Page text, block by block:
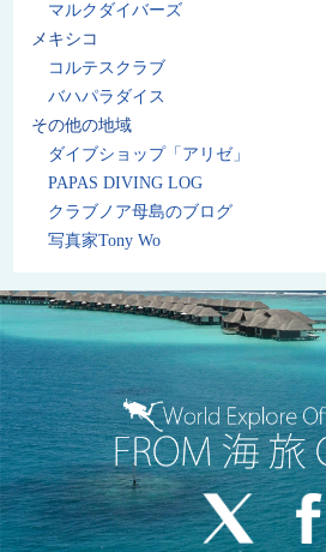
マルクダイバーズ
メキシコ
コルテスクラブ
バハパラダイス
その他の地域
ダイブショップ「アリゼ」
PAPAS DIVING LOG
クラブノア母島のブログ
写真家Tony Wo